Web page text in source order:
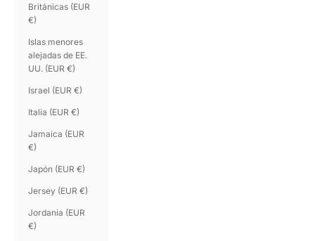
Británicas (EUR
€)
Islas menores
alejadas de EE.
UU. (EUR €)
Israel (EUR €)
Italia (EUR €)
Jamaica (EUR
€)
Japón (EUR €)
Jersey (EUR €)
Jordania (EUR
€)